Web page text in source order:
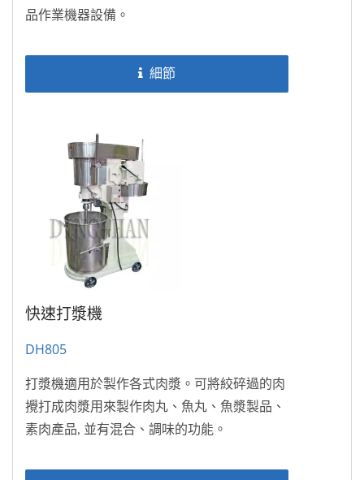
品作業機器設備。
細節
快速打漿機
DH805
打漿機適用於製作各式肉漿。可將絞碎過的肉
攪打成肉漿用來製作肉丸、魚丸、魚漿製品、
素肉產品, 並有混合、調味的功能。